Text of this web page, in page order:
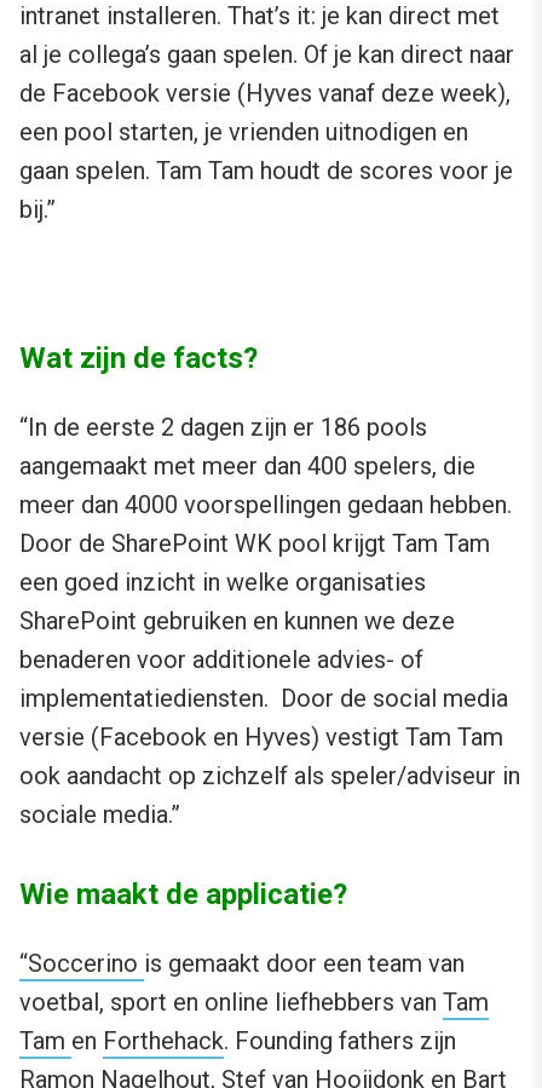
intranet installeren. That’s it: je kan direct met
al je collega’s gaan spelen. Of je kan direct naar
de Facebook versie (Hyves vanaf deze week),
een pool starten, je vrienden uitnodigen en
gaan spelen. Tam Tam houdt de scores voor je
bij.”
Wat zijn de facts?
“In de eerste 2 dagen zijn er 186 pools
aangemaakt met meer dan 400 spelers, die
meer dan 4000 voorspellingen gedaan hebben.
Door de SharePoint WK pool krijgt Tam Tam
een goed inzicht in welke organisaties
SharePoint gebruiken en kunnen we deze
benaderen voor additionele advies- of
implementatiediensten. Door de social media
versie (Facebook en Hyves) vestigt Tam Tam
ook aandacht op zichzelf als speler/adviseur in
sociale media.”
Wie maakt de applicatie?
“Soccerino is gemaakt door een team van
voetbal, sport en online liefhebbers van Tam
Tam en Forthehack. Founding fathers zijn
Ramon Nagelhout, Stef van Hooijdonk en Bart